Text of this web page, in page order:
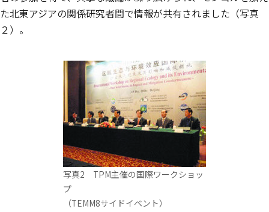
写真2 TPM主催の国際ワークショッ
プ
（TEMM8サイドイベント）
た北東アジアの関係研究者間で情報が共有されました（写真
２）。